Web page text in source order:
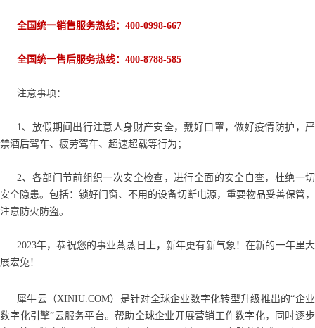
全国统一销售服务热线：400-0998-667
全国统一售后服务热线：400-8788-585
注意事项：
1、放假期间出行注意人身财产安全，戴好口罩，做好疫情防护，严
禁酒后驾车、疲劳驾车、超速超载等行为；
2、各部门节前组织一次安全检查，进行全面的安全自查，杜绝一切
安全隐患。包括：锁好门窗、不用的设备切断电源，重要物品妥善保管，
注意防火防盗。
2023年，恭祝您的事业蒸蒸日上，新年更有新气象！在新的一年里大
展宏兔！
犀牛云（XINIU.COM）是针对全球企业数字化转型升级推出的“企业
数字化引擎”云服务平台。帮助全球企业开展营销工作数字化，同时逐步